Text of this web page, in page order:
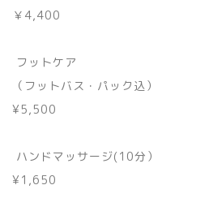
￥4,400
フットケア
（フットバス・パック込）
¥5,500
ハンドマッサージ(10分）
¥1,650